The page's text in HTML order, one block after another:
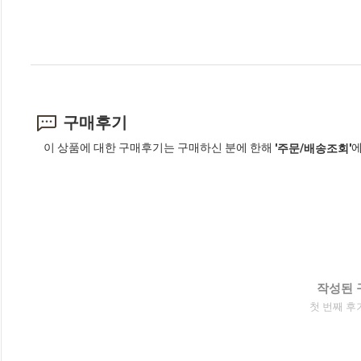
구매후기
이 상품에 대한 구매후기는 구매하신 분에 한해 '주문/배송조회'
작성된
첫 번째 후